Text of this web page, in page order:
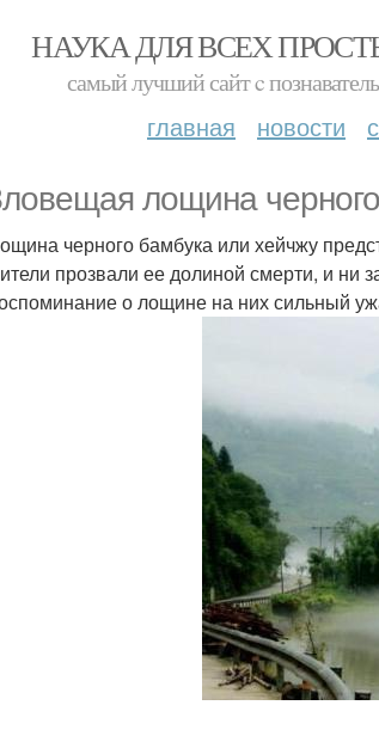
НАУКА ДЛЯ ВСЕХ
самый лучший сайт c
главная новости
лощина
черного бамбука или хейчжу
прозвали ее долиной смерти, и ни
о лощине на них сильный